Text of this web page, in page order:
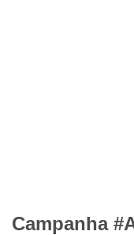
Campanha